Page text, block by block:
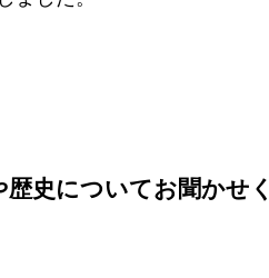
史についてお聞かせ